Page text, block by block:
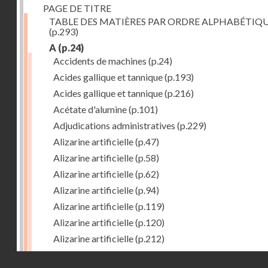
PAGE DE TITRE
TABLE DES MATIÈRES PAR ORDRE
(p.293)
A (p.24)
Accidents de machines (p.24)
Acides gallique et tannique(p.193)
Acides gallique et tannique(p.216)
Acétate d'alumine(p.101)
Adjudications administratives (p.229)
Alizarine artificielle(p.47)
Alizarine artificielle(p.58)
Alizarine artificielle(p.62)
Alizarine artificielle(p.94)
Alizarine artificielle(p.119)
Alizarine artificielle(p.120)
Alizarine artificielle(p.212)
Alizarine artificielle(p.256)